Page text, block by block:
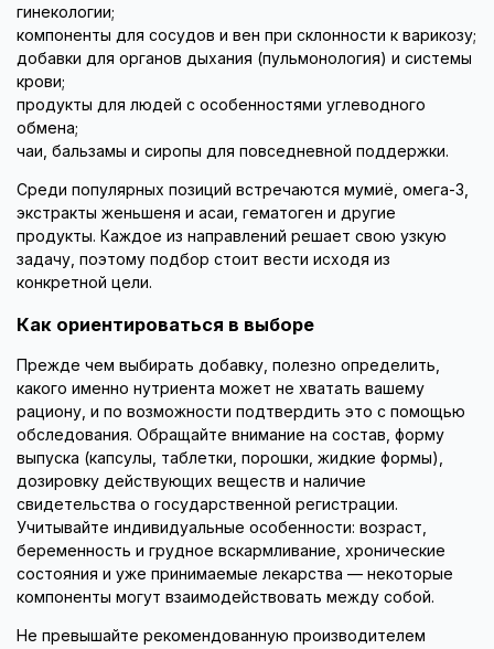
гинекологии;
компоненты для сосудов и вен при склонности к варикозу;
добавки для органов дыхания (пульмонология) и системы
крови;
продукты для людей с особенностями углеводного
обмена;
чаи, бальзамы и сиропы для повседневной поддержки.
Среди популярных позиций встречаются мумиё, омега-3,
экстракты женьшеня и асаи, гематоген и другие
продукты. Каждое из направлений решает свою узкую
задачу, поэтому подбор стоит вести исходя из
конкретной цели.
Как ориентироваться в выборе
Прежде чем выбирать добавку, полезно определить,
какого именно нутриента может не хватать вашему
рациону, и по возможности подтвердить это с помощью
обследования. Обращайте внимание на состав, форму
выпуска (капсулы, таблетки, порошки, жидкие формы),
дозировку действующих веществ и наличие
свидетельства о государственной регистрации.
Учитывайте индивидуальные особенности: возраст,
беременность и грудное вскармливание, хронические
состояния и уже принимаемые лекарства — некоторые
компоненты могут взаимодействовать между собой.
Не превышайте рекомендованную производителем